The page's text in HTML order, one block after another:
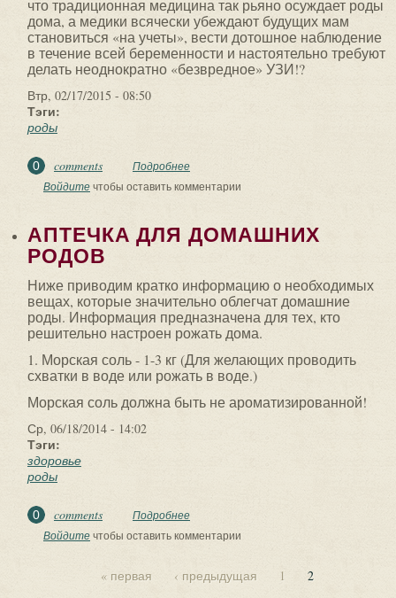
что традиционная медицина так рьяно осуждает роды
дома, а медики всячески убеждают будущих мам
становиться «на учеты», вести дотошное наблюдение
в течение всей беременности и настоятельно требуют
делать неоднократно «безвредное» УЗИ!?
Втр, 02/17/2015 - 08:50
Тэги:
роды
0 comments Подробнее
Войдитечтобы оставить комментарии
АПТЕЧКА ДЛЯ ДОМАШНИХ
РОДОВ
Ниже приводим кратко информацию о необходимых
вещах, которые значительно облегчат домашние
роды. Информация предназначена для тех, кто
решительно настроен рожать дома.
1. Морская соль - 1-3 кг (Для желающих проводить
схватки в воде или рожать в воде.)
Морская соль должна быть не ароматизированной!
Ср, 06/18/2014 - 14:02
Тэги:
здоровье
роды
0 comments Подробнее
Войдитечтобы оставить комментарии
« первая ‹ предыдущая 1 2